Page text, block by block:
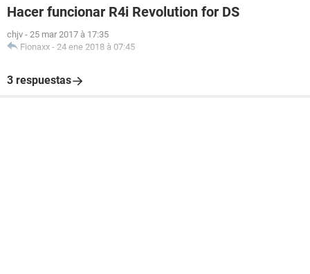
Hacer funcionar R4i Revolution for DS
chjv - 25 mar 2017 à 17:35
Fionaxx - 24 ene 2018 à 07:45
3 respuestas